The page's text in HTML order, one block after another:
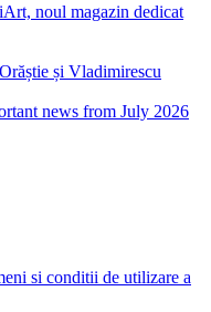
noul magazin dedicat
și Vladimirescu
news from July 2026
si conditii de utilizare a